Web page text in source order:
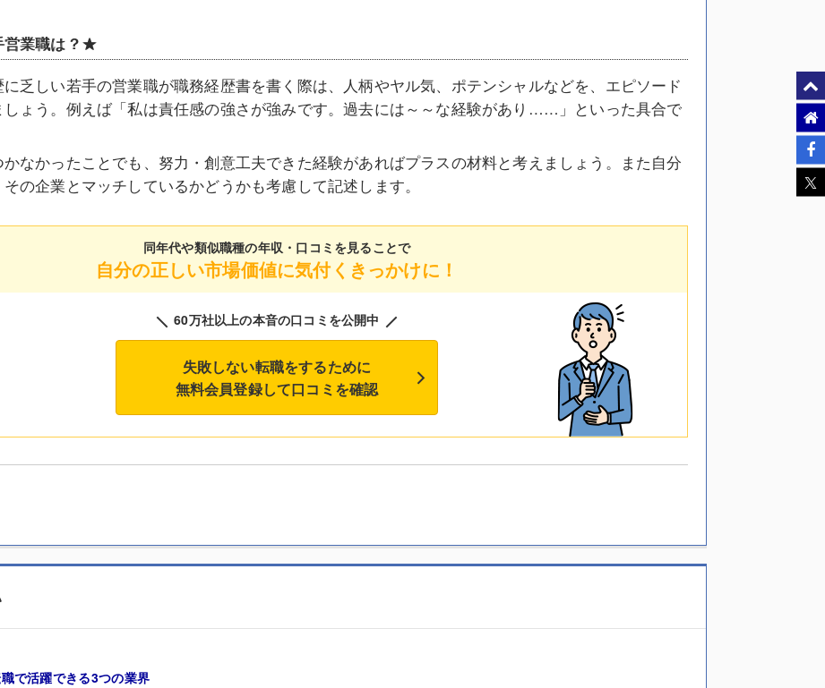
業職は？★
乏しい若手の営業職が職務経歴書を書く際は、人柄やヤル気、ポテンシャルなどを、エピソード
しょう。例えば「私は責任感の強さが強みです。過去には～～な経験があり……」といった具合で
なかったことでも、努力・創意工夫できた経験があればプラスの材料と考えましょう。また自分
の企業とマッチしているかどうかも考慮して記述します。
同年代や類似職種の年収・口コミを見ることで
自分の正しい市場価値に気付くきっかけに！
60万社以上の本音の口コミを公開中
失敗しない転職をするために
無料会員登録して口コミを確認
で活躍できる3つの業界